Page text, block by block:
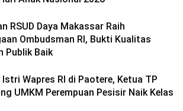
RSUD Daya Makassar Raih
Ombudsman RI, Bukti Kualitas
Publik Baik
Wapres RI di Paotere, Ketua TP
UMKM Perempuan Pesisir Naik Kelas